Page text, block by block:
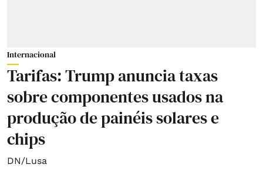
Internacional
Tarifas: Trump anuncia taxas
sobre componentes usados na
produção de painéis solares e
chips
DN/Lusa